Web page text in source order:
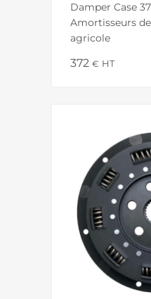
Damper Case
Amortisseurs
agricole
372 € HT